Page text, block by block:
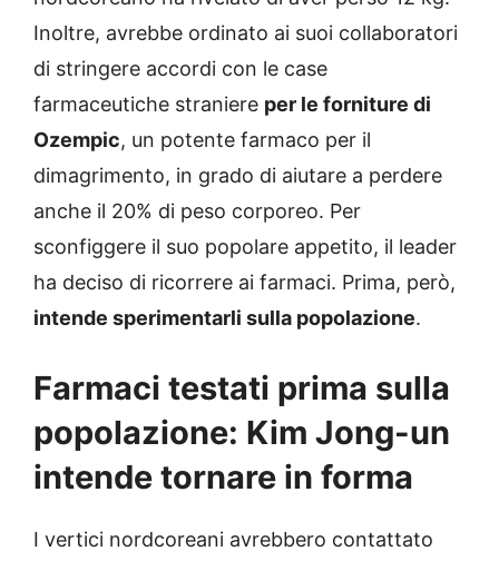
Inoltre, avrebbe ordinato ai suoi collaboratori
di stringere accordi con le case
farmaceutiche straniere per le forniture di
Ozempic, un potente farmaco per il
dimagrimento, in grado di aiutare a perdere
anche il 20% di peso corporeo. Per
sconfiggere il suo popolare appetito, il leader
ha deciso di ricorrere ai farmaci. Prima, però,
intende sperimentarli sulla popolazione.
Farmaci testati prima sulla
popolazione: Kim Jong-un
intende tornare in forma
I vertici nordcoreani avrebbero contattato